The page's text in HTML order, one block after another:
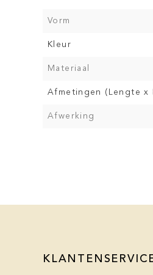
Vorm
Kleur
Materiaal
Afmetingen (Lengte x
Afwerking